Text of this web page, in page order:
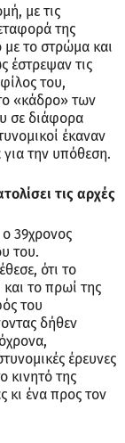
με τις
της
το στρώμα και
έστρεψαν τις
του,
«κάδρο» των
σε διάφορα
έκαναν
την υπόθεση.
τις αρχές
39χρονος
του.
ότι το
το πρωί της
του
δήθεν
έρευνες
κινητό της
κι ένα προς τον